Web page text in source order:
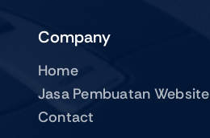
Company
Home
Jasa Pembuatan Website
Contact